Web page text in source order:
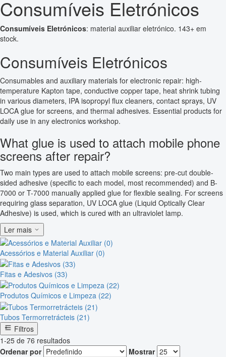
Consumíveis Eletrónicos
Consumíveis Eletrónicos: material auxiliar eletrónico. 143+ em
stock.
Consumíveis Eletrónicos
Consumables and auxiliary materials for electronic repair: high-
temperature Kapton tape, conductive copper tape, heat shrink tubing
in various diameters, IPA isopropyl flux cleaners, contact sprays, UV
LOCA glue for screens, and thermal adhesives. Essential products for
daily use in any electronics workshop.
What glue is used to attach mobile phone
screens after repair?
Two main types are used to attach mobile screens: pre-cut double-
sided adhesive (specific to each model, most recommended) and B-
7000 or T-7000 manually applied glue for flexible sealing. For screens
requiring glass separation, UV LOCA glue (Liquid Optically Clear
Adhesive) is used, which is cured with an ultraviolet lamp.
Ler mais
Acessórios e Material Auxiliar (0)
Fitas e Adesivos (33)
Produtos Químicos e Limpeza (22)
Tubos Termorretrácteis (21)
Filtros
1-25 de 76 resultados
Ordenar por
Mostrar